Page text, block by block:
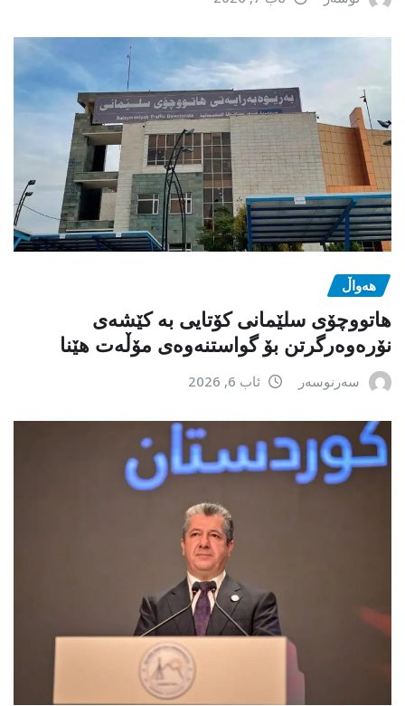
هەواڵ
هاتووچۆی سلێمانی کۆتایی بە کێشەی
نۆرەوەرگرتن بۆ گواستنەوەی مۆڵەت هێنا
سەرنوسەر ئاب 6, 2026